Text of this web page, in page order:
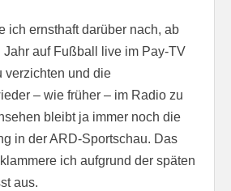
ich ernsthaft darüber nach, ab
Jahr auf Fußball live im Pay-TV
verzichten und die
– wie früher – im Radio zu
bleibt ja immer noch die
in der ARD-Sportschau. Das
ich aufgrund der späten
aus.